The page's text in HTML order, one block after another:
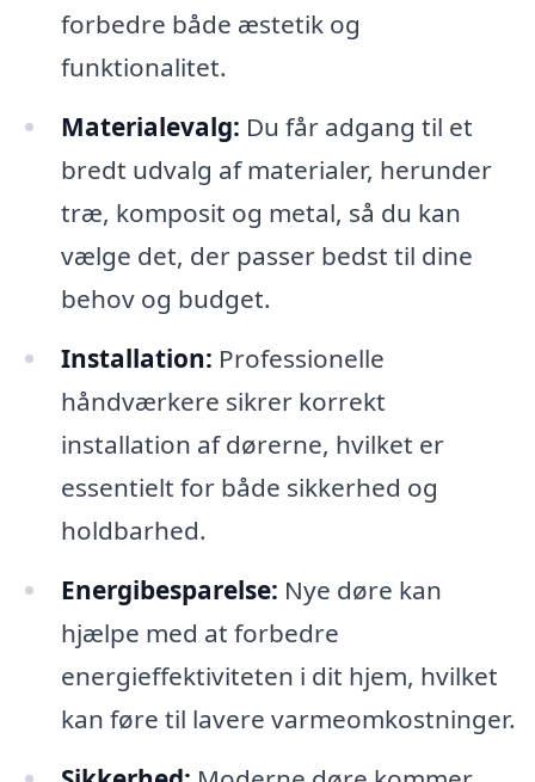
forbedre både æstetik og
funktionalitet.
Materialevalg: Du får adgang til et
bredt udvalg af materialer, herunder
træ, komposit og metal, så du kan
vælge det, der passer bedst til dine
behov og budget.
Installation: Professionelle
håndværkere sikrer korrekt
installation af dørerne, hvilket er
essentielt for både sikkerhed og
holdbarhed.
Energibesparelse: Nye døre kan
hjælpe med at forbedre
energieffektiviteten i dit hjem, hvilket
kan føre til lavere varmeomkostninger.